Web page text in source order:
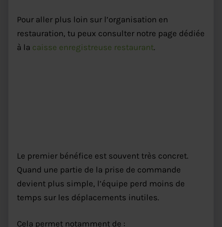
Pour aller plus loin sur l’organisation en
restauration, tu peux consulter notre page dédiée
à la caisse enregistreuse restaurant.
Le premier bénéfice est souvent très concret.
Quand une partie de la prise de commande
devient plus simple, l’équipe perd moins de
temps sur les déplacements inutiles.
Cela permet notamment de :